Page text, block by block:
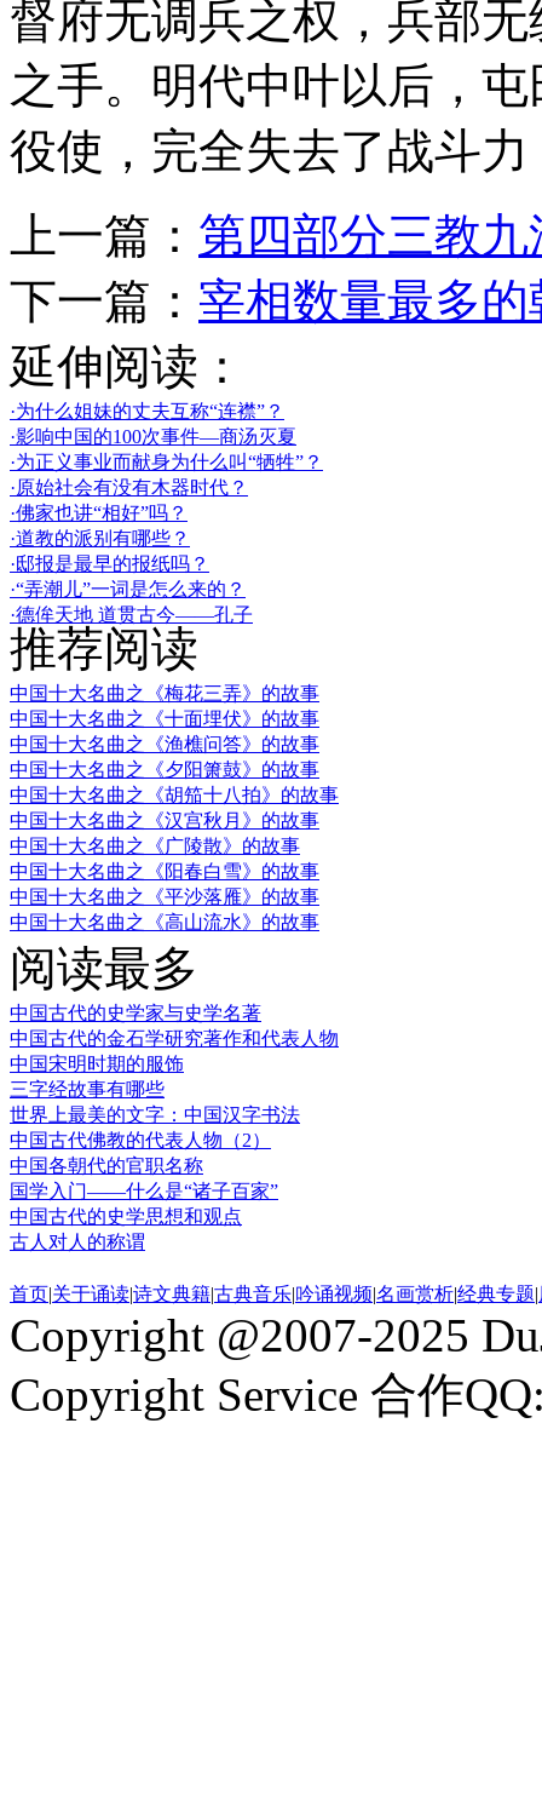
督府无调兵之权，兵部
之手。明代中叶以后，
役使，完全失去了战斗
上一篇： 第四部分三教九
下一篇： 宰相数量最多的
延伸阅读：
·为什么姐妹的丈夫互称“连襟”？
·影响中国的100次事件—商汤灭夏
·为正义事业而献身为什么叫“牺牲”？
·原始社会有没有木器时代？
·佛家也讲“相好”吗？
·道教的派别有哪些？
·邸报是最早的报纸吗？
·“弄潮儿”一词是怎么来的？
·德侔天地 道贯古今——孔子
推荐阅读
中国十大名曲之《梅花三弄》的故事
中国十大名曲之《十面埋伏》的故事
中国十大名曲之《渔樵问答》的故事
中国十大名曲之《夕阳箫鼓》的故事
中国十大名曲之《胡笳十八拍》的故事
中国十大名曲之《汉宫秋月》的故事
中国十大名曲之《广陵散》的故事
中国十大名曲之《阳春白雪》的故事
中国十大名曲之《平沙落雁》的故事
中国十大名曲之《高山流水》的故事
阅读最多
中国古代的史学家与史学名著
中国古代的金石学研究著作和代表人物
中国宋明时期的服饰
三字经故事有哪些
世界上最美的文字：中国汉字书法
中国古代佛教的代表人物（2）
中国各朝代的官职名称
国学入门——什么是“诸子百家”
中国古代的史学思想和观点
古人对人的称谓
首页|关于诵读|诗文典籍|古典音乐|吟诵视频|名画赏析|经典专题|
Copyright @2007-2025
Copyright Service 合作